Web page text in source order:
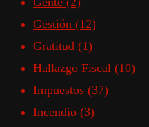
Gestión (12)
Gratitud (1)
Hallazgo Fiscal (10)
Impuestos (37)
Incendio (3)